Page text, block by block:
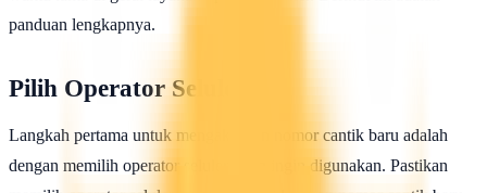
panduan lengkapnya.
Pilih Operator Seluler
Langkah pertama untuk mengaktifkan nomor cantik baru adalah
dengan memilih operator seluler yang ingin digunakan. Pastikan